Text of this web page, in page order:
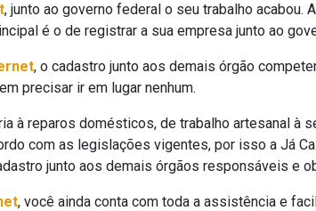
, junto ao governo federal o seu trabalho
é o de registrar a sua empresa junto ao
, o cadastro junto aos demais órgão
precisar ir em lugar nenhum.
à reparos domésticos, de trabalho artesanal à
com as legislações vigentes, por isso a Já
junto aos demais órgãos responsáveis e
, você ainda conta com toda a assistência e